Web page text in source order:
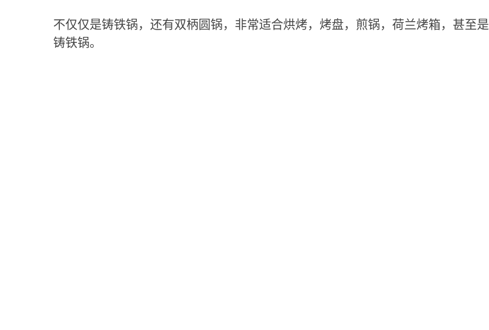
不仅仅是铸铁锅，还有双柄圆锅，非常适合烘烤，烤盘，煎锅，荷兰烤箱，甚至是
铸铁锅。